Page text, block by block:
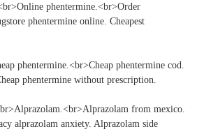
phentermine.<br>Order
phentermine online. Cheapest
phentermine.<br>Cheap phentermine cod.
phentermine without prescription.
from mexico.
alprazolam anxiety. Alprazolam side